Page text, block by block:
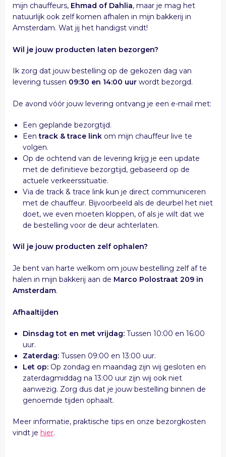
mijn chauffeurs, Ehmad of Dahlia, maar je mag het
natuurlijk ook zelf komen afhalen in mijn bakkerij in
Amsterdam. Wat jij het handigst vindt!
Wil je jouw producten laten bezorgen?
Ik zorg dat jouw bestelling op de gekozen dag van
levering tussen 09:30 en 14:00 uur wordt bezorgd.
De avond vóór jouw levering ontvang je een e-mail met:
Een geplande bezorgtijd.
Eentrack & trace link om mijn chauffeur live te
volgen.
Op de ochtend van de levering krijg je een update
met de definitieve bezorgtijd, gebaseerd op de
actuele verkeerssituatie.
Via de track & trace link kun je direct communiceren
met de chauffeur. Bijvoorbeeld als de deurbel het niet
doet, we even moeten kloppen, of als je wilt dat we
de bestelling voor de deur achterlaten.
Wil je jouw producten zelf ophalen?
Je bent van harte welkom om jouw bestelling zelf af te
halen in mijn bakkerij aan de Marco Polostraat 209 in
Amsterdam.
Afhaaltijden
Dinsdag tot en met vrijdag: Tussen 10:00 en 16:00
uur.
Zaterdag: Tussen 09:00 en 13:00 uur.
Let op: Op zondag en maandag zijn wij gesloten en
zaterdagmiddag na 13:00 uur zijn wij ook niet
aanwezig. Zorg dus dat je jouw bestelling binnen de
genoemde tijden ophaalt.
Meer informatie, praktische tips en onze bezorgkosten
vindt je hier.